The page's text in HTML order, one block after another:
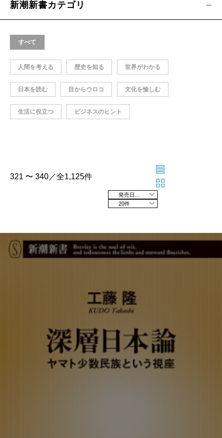
新潮新書カテゴリ
すべて
人間を考える 歴史を知る 世界がわかる
日本を読む 目からウロコ 文化を愉しむ
生活に役立つ ビジネスのヒント
321 〜 340／全1,125件
20件